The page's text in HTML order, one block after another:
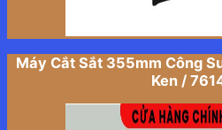
Máy Cắt Sắt 355mm Công
Ken /